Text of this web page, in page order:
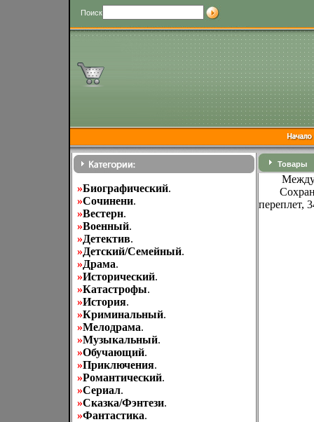
Поиск
»Биографический.
»Cочинени.
»Вестерн.
»Военный.
»Детектив.
»Детский/Семейный.
»Драма.
»Исторический.
»Катастрофы.
»История.
»Криминальный.
»Мелодрама.
»Музыкальный.
»Обучающий.
»Приключения.
»Романтический.
»Сериал.
»Сказка/Фэнтези.
»Фантастика.
Товары
Между
переплет,